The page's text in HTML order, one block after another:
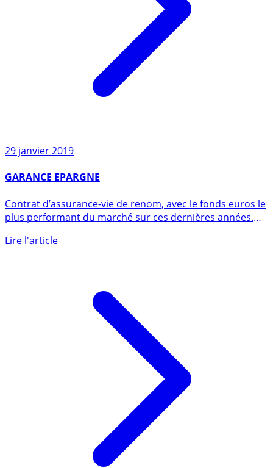
29 janvier 2019
GARANCE EPARGNE
plus performant du marché sur ces dernières années.